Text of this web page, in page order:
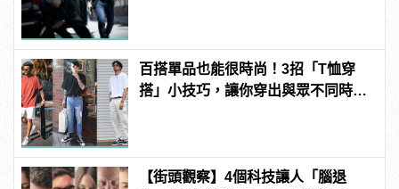
百搭單品也能很時尚！3招「T恤穿
搭」小技巧，讓你穿出與眾不同時髦
【街頭觀察】4個科技讓人「腦退